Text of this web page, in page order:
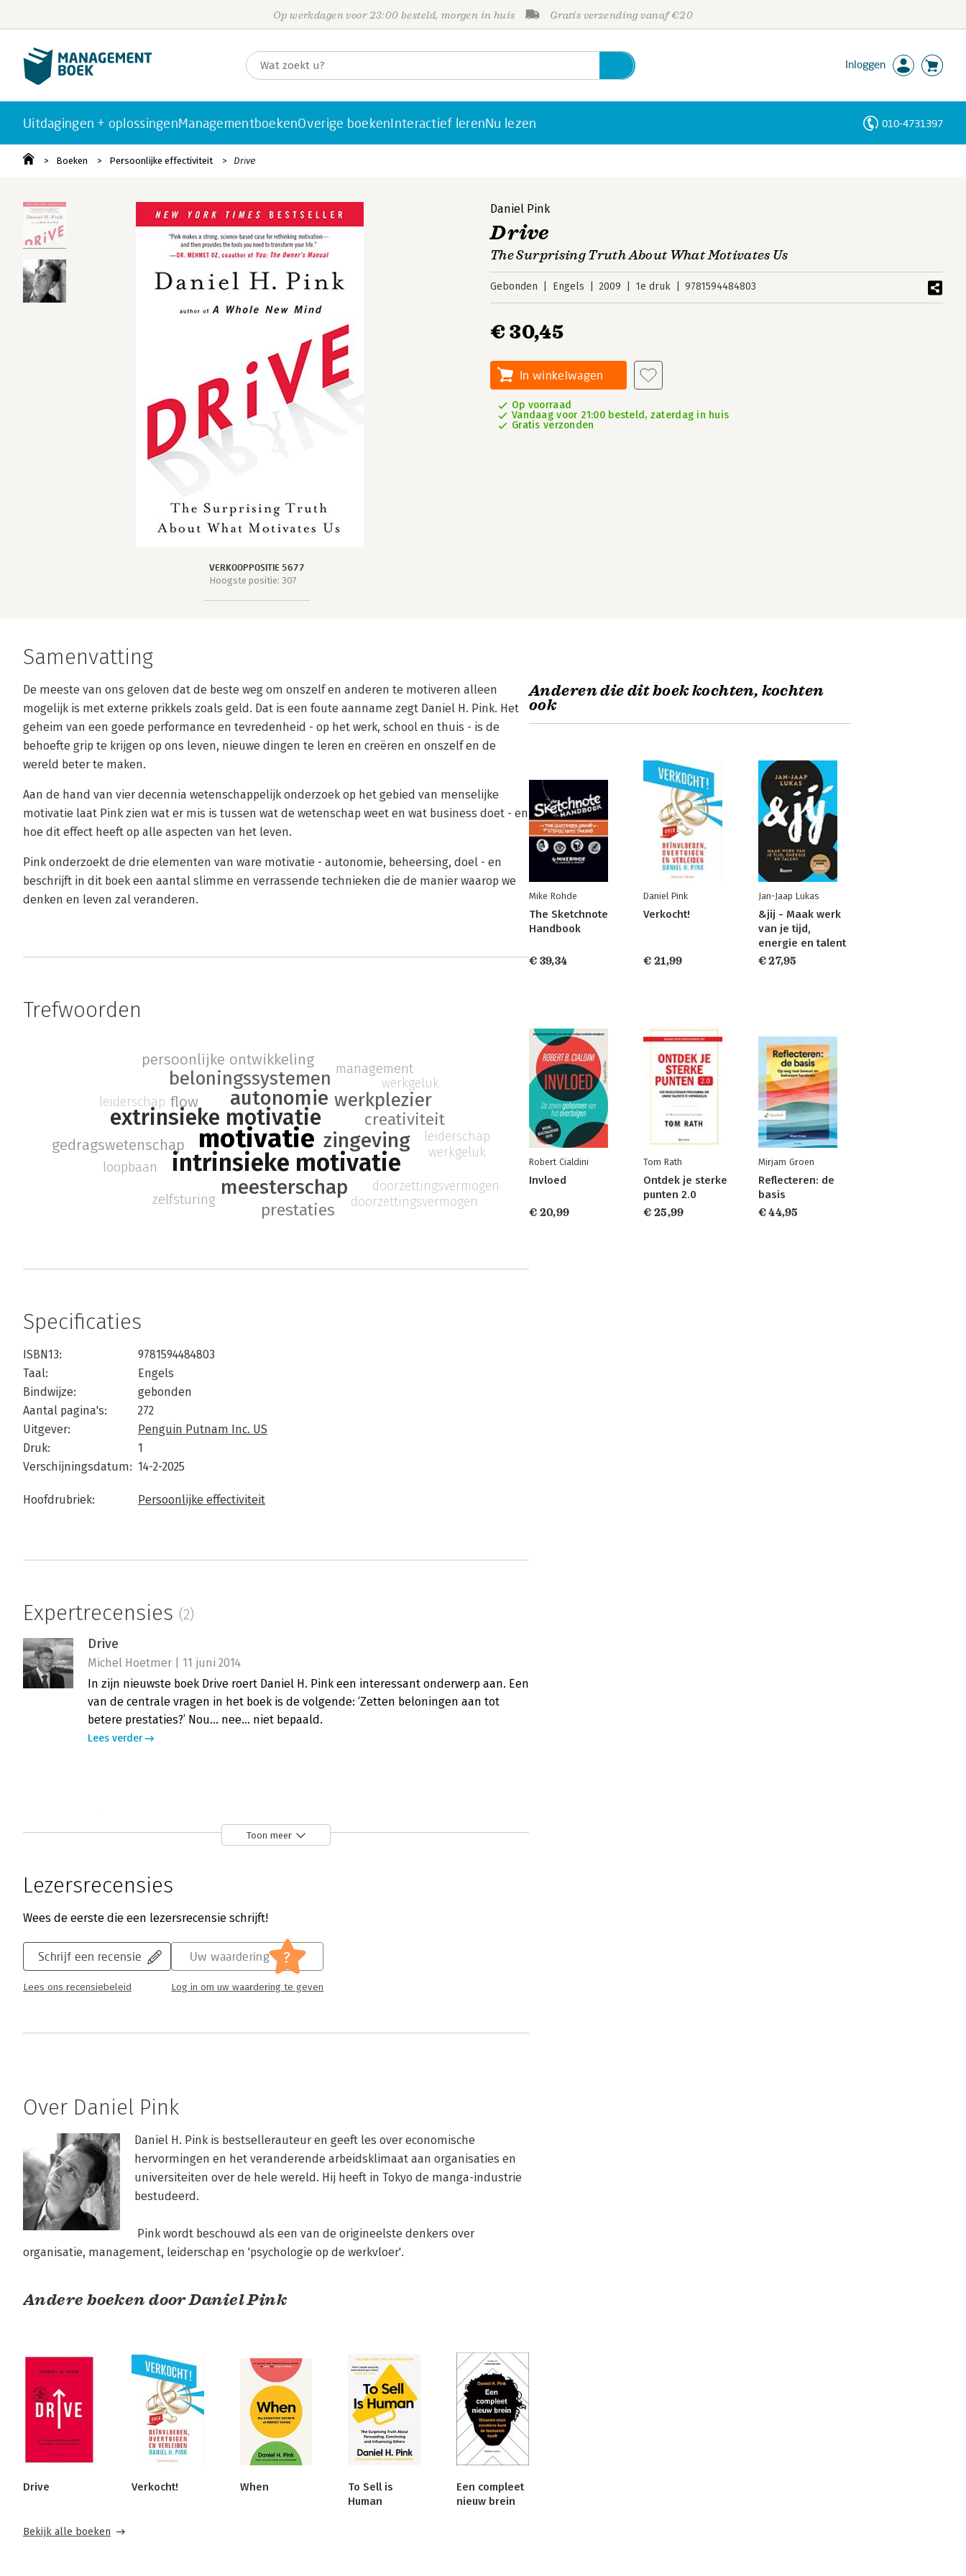
Op werkdagen voor 23:00 besteld, morgen in huis Gratis verzending vanaf €20
Inloggen
Uitdagingen + oplossingenManagementboekenOverige boekenInteractief lerenNu lezen 010-4731397
Boeken Persoonlijke effectiviteit Drive
VERKOOPPOSITIE 5677
Hoogste positie: 307
Daniel Pink
Drive
The Surprising Truth About What Motivates Us
Gebonden Engels 2009 1e druk 9781594484803
€ 30,45
In winkelwagen
Op voorraad
Vandaag voor 21:00 besteld, zaterdag in huis
Gratis verzonden
Samenvatting
De meeste van ons geloven dat de beste weg om onszelf en anderen te motiveren alleen
mogelijk is met externe prikkels zoals geld. Dat is een foute aanname zegt Daniel H. Pink. Het
geheim van een goede performance en tevredenheid - op het werk, school en thuis - is de
behoefte grip te krijgen op ons leven, nieuwe dingen te leren en creëren en onszelf en de
wereld beter te maken.
Aan de hand van vier decennia wetenschappelijk onderzoek op het gebied van menselijke
motivatie laat Pink zien wat er mis is tussen wat de wetenschap weet en wat business doet - en
hoe dit effect heeft op alle aspecten van het leven.
Pink onderzoekt de drie elementen van ware motivatie - autonomie, beheersing, doel - en
beschrijft in dit boek een aantal slimme en verrassende technieken die de manier waarop we
denken en leven zal veranderen.
Trefwoorden
motivatie
intrinsieke motivatie
extrinsieke motivatie
autonomie
zingeving
meesterschap
beloningssystemen
werkplezier
creativiteit
prestaties
gedragswetenschap
flow
persoonlijke ontwikkeling
zelfsturing
loopbaan
management
doorzettingsvermogen
leiderschap
werkgeluk
doorzettingsvermogen
leiderschap
werkgeluk
Specificaties
ISBN13:
9781594484803
Taal:
Engels
Bindwijze:
gebonden
Aantal pagina's:
272
Uitgever:
Penguin Putnam Inc. US
Druk:
1
Verschijningsdatum: 14-2-2025
Hoofdrubriek: Persoonlijke effectiviteit
Expertrecensies (2)
Drive
Michel Hoetmer | 11 juni 2014
In zijn nieuwste boek Drive roert Daniel H. Pink een interessant onderwerp aan. Een
van de centrale vragen in het boek is de volgende: ‘Zetten beloningen aan tot
betere prestaties?’ Nou... nee… niet bepaald.
Lees verder
Bas van Vlierden | 11 juni 2014
'Drive'. Pink schrijft in zijn nieuwe boek over intrinsieke motivatie. Hoewel de
gedragswetenschap al decennia lang aandacht vraagt voor deze drijfveer, geeft
het bedrijfsleven hier tot op heden geen gehoor aan. Wellicht dat Drive hier
Lees verder
Toon meer
Lezersrecensies
Wees de eerste die een lezersrecensie schrijft!
Schrijf een recensie
Lees ons recensiebeleid
Uw waardering ?
Log in om uw waardering te geven
Over Daniel Pink
Daniel H. Pink is bestsellerauteur en geeft les over economische
hervormingen en het veranderende arbeidsklimaat aan organisaties en
universiteiten over de hele wereld. Hij heeft in Tokyo de manga-industrie
bestudeerd.
organisatie, management, leiderschap en 'psychologie op de werkvloer'.
Andere boeken door Daniel Pink
Drive Verkocht! When
To Sell is
Human
Een compleet
nieuw brein
Bekijk alle boeken
Anderen die dit boek kochten, kochten
ook
Mike Rohde
The Sketchnote
Handbook
€ 39,34
Daniel Pink
Verkocht!
€ 21,99
Jan-Jaap Lukas
&jij - Maak werk
van je tijd,
energie en talent
€ 27,95
Robert Cialdini
Invloed
€ 20,99
Tom Rath
Ontdek je sterke
punten 2.0
€ 25,99
Mirjam Groen
Reflecteren: de
basis
€ 44,95
Personen